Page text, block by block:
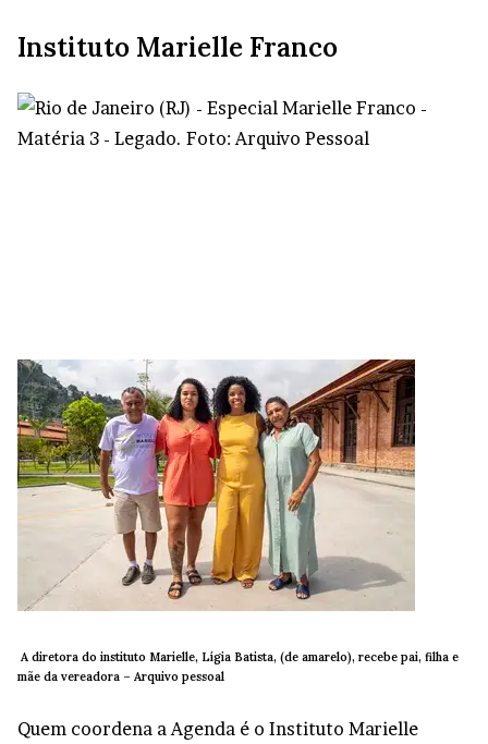
Instituto Marielle Franco
A diretora do instituto Marielle, Lígia Batista, (de amarelo), recebe pai, filha e
mãe da vereadora – Arquivo pessoal
Quem coordena a Agenda é o Instituto Marielle